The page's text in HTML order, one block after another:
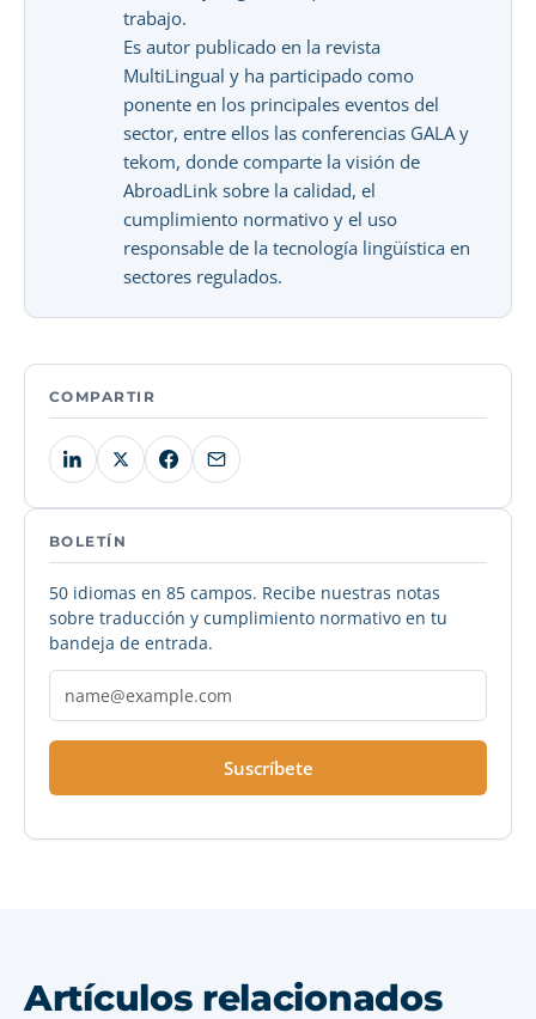
trabajo.
Es autor publicado en la revista
MultiLingual y ha participado como
ponente en los principales eventos del
sector, entre ellos las conferencias GALA y
tekom, donde comparte la visión de
AbroadLink sobre la calidad, el
cumplimiento normativo y el uso
responsable de la tecnología lingüística en
sectores regulados.
COMPARTIR
BOLETÍN
50 idiomas en 85 campos. Recibe nuestras notas
sobre traducción y cumplimiento normativo en tu
bandeja de entrada.
Suscríbete
Artículos relacionados